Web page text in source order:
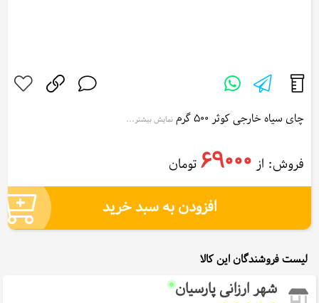
چای سیاه خارجی کوثر 500 گرم نمایش بیشتر...
فروش: از 69000 تومان
افزودن به سبد خرید
لیست فروشندگان این کالا
شهر ارزانی پارسیان